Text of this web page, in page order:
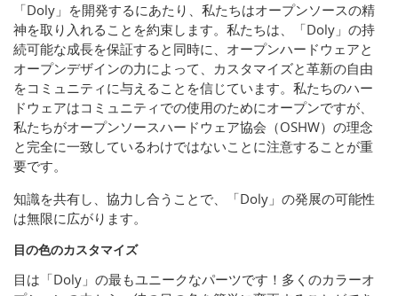
「Doly」を開発するにあたり、私たちはオープンソースの精
神を取り入れることを約束します。私たちは、「Doly」の持
続可能な成長を保証すると同時に、オープンハードウェアと
オープンデザインの力によって、カスタマイズと革新の自由
をコミュニティに与えることを信じています。私たちのハー
ドウェアはコミュニティでの使用のためにオープンですが、
私たちがオープンソースハードウェア協会（OSHW）の理念
と完全に一致しているわけではないことに注意することが重
要です。
知識を共有し、協力し合うことで、「Doly」の発展の可能性
は無限に広がります。
目の色のカスタマイズ
目は「Doly」の最もユニークなパーツです！多くのカラーオ